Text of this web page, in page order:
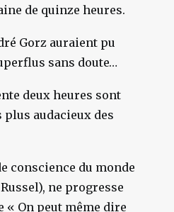
de quinze heures.
Gorz auraient pu
sans doute…
deux heures sont
audacieux des
conscience du monde
ne progresse
« On peut même dire